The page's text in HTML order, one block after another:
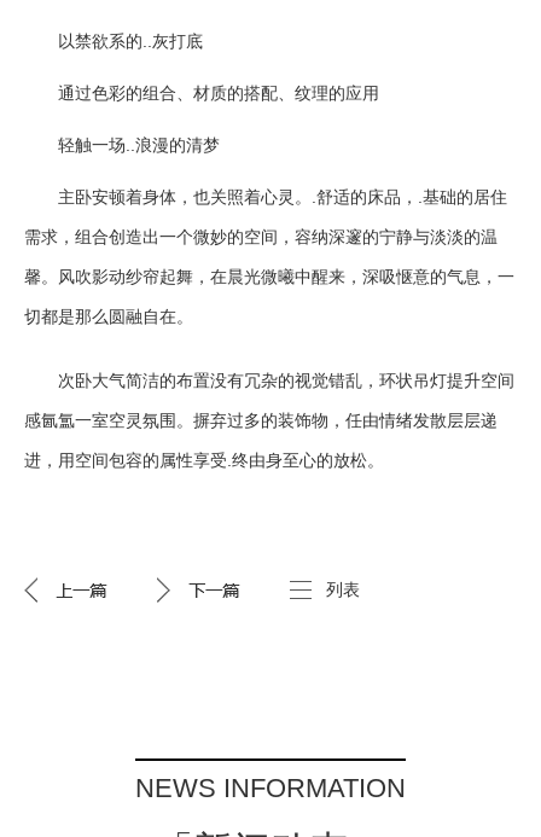
以禁欲系的..灰打底
通过色彩的组合、材质的搭配、纹理的应用
轻触一场..浪漫的清梦
主卧安顿着身体，也关照着心灵。.舒适的床品，.基础的居住
需求，组合创造出一个微妙的空间，容纳深邃的宁静与淡淡的温
馨。风吹影动纱帘起舞，在晨光微曦中醒来，深吸惬意的气息，一
切都是那么圆融自在。
次卧大气简洁的布置没有冗杂的视觉错乱，环状吊灯提升空间
感氤氲一室空灵氛围。摒弃过多的装饰物，任由情绪发散层层递
进，用空间包容的属性享受.终由身至心的放松。
列表
NEWS INFORMATION